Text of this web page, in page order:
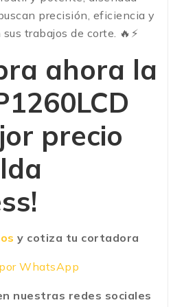
precisión, eficiencia y
trabajos de corte. 🔥⚡
ahora la
precio
!
y cotiza tu cortadora
WhatsApp
nuestras redes sociales